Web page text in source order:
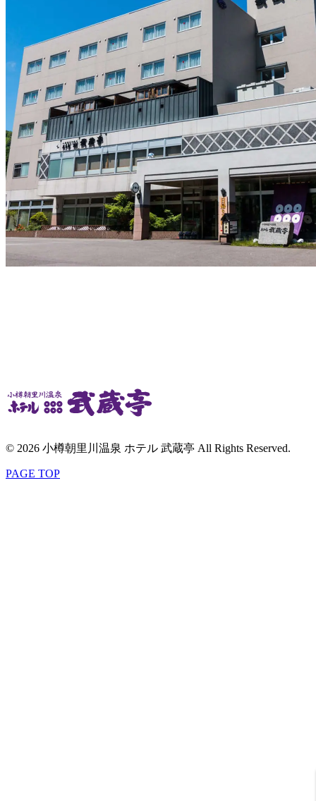
© 2026 小樽朝里川温泉 ホテル 武蔵亭 All Rights Reserved.
PAGE TOP